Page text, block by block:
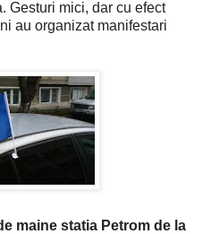
Gesturi mici, dar cu efect
au organizat manifestari
maine statia Petrom de la